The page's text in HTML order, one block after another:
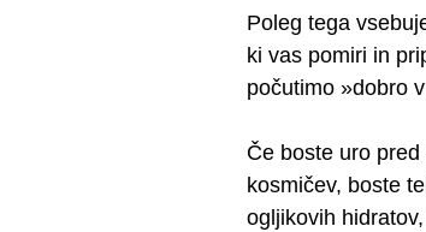
Poleg tega
ki vas pomiri in
počutimo »dobro
Če boste uro
kosmičev, boste
ogljikovih